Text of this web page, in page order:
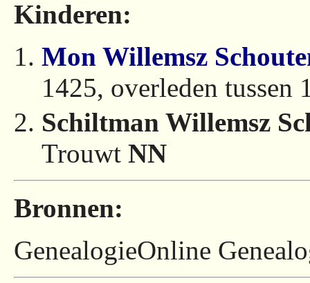
Kinderen:
Mon Willemsz
1425, overleden tussen
Schiltman Willemsz
Trouwt NN
Bronnen:
GenealogieOnline